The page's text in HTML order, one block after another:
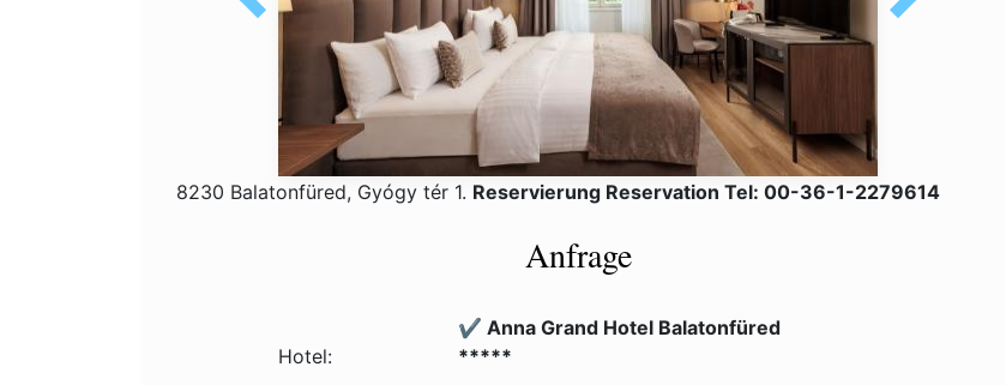
8230 Balatonfüred, Gyógy tér 1. Reservierung Reservation Tel: 00-36-1-2279614
Anfrage
Hotel:
✔️ Anna Grand Hotel Balatonfüred
*****